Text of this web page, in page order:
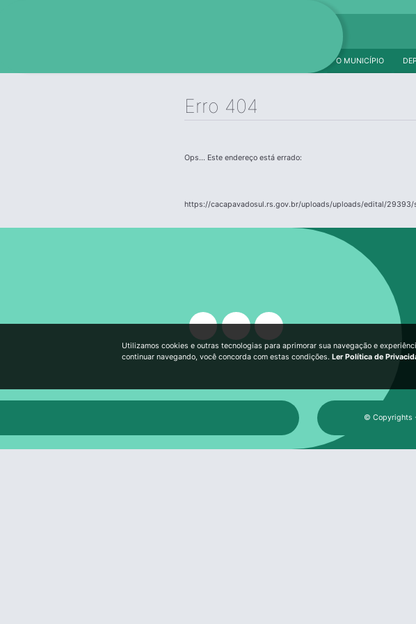
O MUNICÍPIO
Erro 404
Ops... Este endereço está errado:
https://cacapavadosul.rs.gov.br/uploads/uploads/edital/
© Copyrights
Utilizamos cookies e outras tecnologias para aprimorar sua navegação e
continuar navegando, você concorda com estas condições. Ler Política de